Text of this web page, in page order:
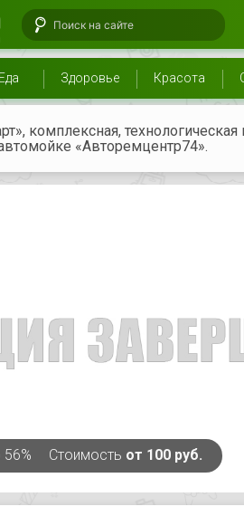
Еда Здоровье Красота
комплексная,
«Авторемцентр74».
Стоимость от 100 руб.